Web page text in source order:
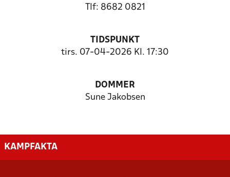
Tlf: 8682 0821
TIDSPUNKT
tirs. 07-04-2026 Kl. 17:30
DOMMER
Sune Jakobsen
KAMPFAKTA